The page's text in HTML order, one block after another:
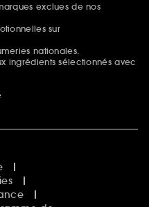
exclues de nos
sur
nationales.
ingrédients sélectionnés avec